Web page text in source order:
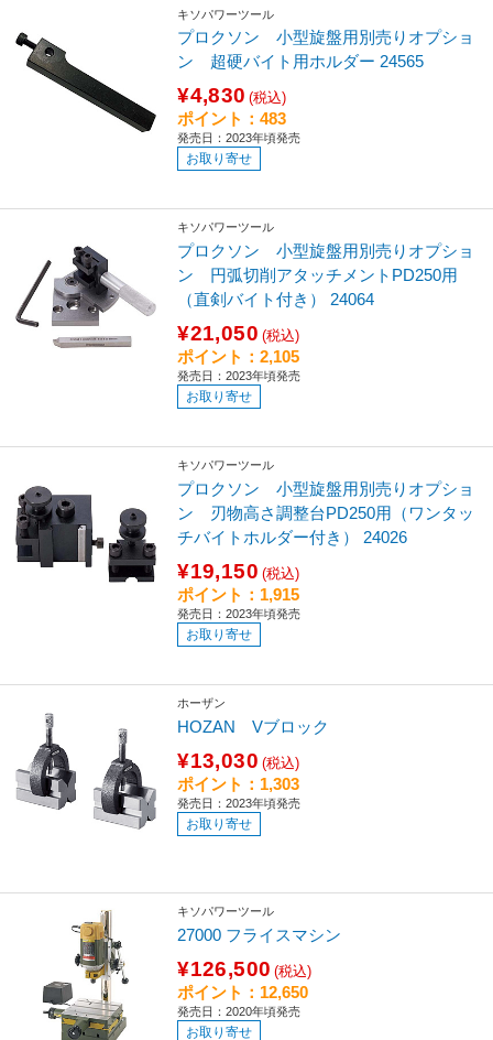
キソパワーツール
プロクソン 小型旋盤用別売りオプショ
ン 超硬バイト用ホルダー 24565
¥4,830 (税込)
ポイント：483
発売日：2023年頃発売
お取り寄せ
キソパワーツール
プロクソン 小型旋盤用別売りオプショ
ン 円弧切削アタッチメントPD250用
（直剣バイト付き） 24064
¥21,050 (税込)
ポイント：2,105
発売日：2023年頃発売
お取り寄せ
キソパワーツール
プロクソン 小型旋盤用別売りオプショ
ン 刃物高さ調整台PD250用（ワンタッ
チバイトホルダー付き） 24026
¥19,150 (税込)
ポイント：1,915
発売日：2023年頃発売
お取り寄せ
ホーザン
HOZAN Vブロック
¥13,030 (税込)
ポイント：1,303
発売日：2023年頃発売
お取り寄せ
キソパワーツール
27000 フライスマシン
¥126,500 (税込)
ポイント：12,650
発売日：2020年頃発売
お取り寄せ